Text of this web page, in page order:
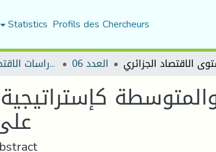
Statistics Profils des Chercheurs
مجلة الدراسات الاقتصادية المعاصرة العدد 06